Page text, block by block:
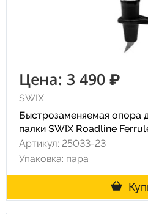
Цена: 3 490 ₽
SWIX
Быстрозаменяемая опора
палки SWIX Roadline
Артикул: 25033-23
Упаковка: пара